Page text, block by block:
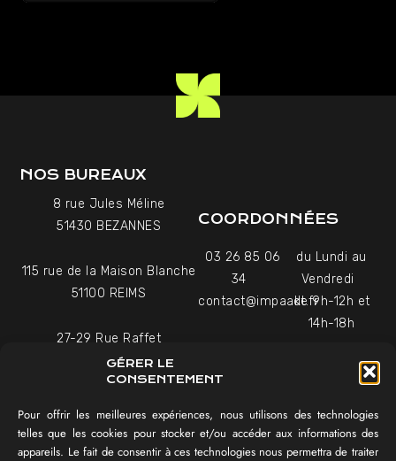
GÉRER LE
CONSENTEMENT
Pour offrir les meilleures expériences, nous utilisons des technologies
telles que les cookies pour stocker et/ou accéder aux informations des
appareils. Le fait de consentir à ces technologies nous permettra de traiter
NOS BUREAUX
8 rue Jules Méline
51430 BEZANNES
115 rue de la Maison Blanche
51100 REIMS
27-29 Rue Raffet
75016 PARIS
COORDONNÉES
03 26 85 06
34
contact@impaakt.fr
du Lundi au
Vendredi
de 9h-12h et
14h-18h
vous
NAVIGATION
Témoignages vidéo